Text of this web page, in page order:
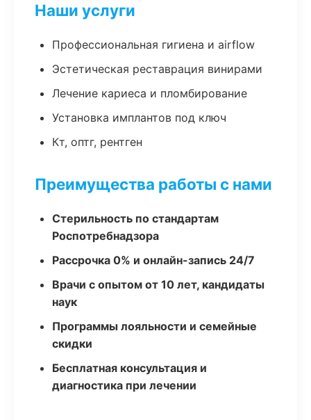
Наши услуги
Профессиональная гигиена и airflow
Эстетическая реставрация винирами
Лечение кариеса и пломбирование
Установка имплантов под ключ
Кт, оптг, рентген
Преимущества работы с нами
Стерильность по стандартам
Роспотребнадзора
Рассрочка 0% и онлайн-запись 24/7
Врачи с опытом от 10 лет, кандидаты
наук
Программы лояльности и семейные
скидки
Бесплатная консультация и
диагностика при лечении